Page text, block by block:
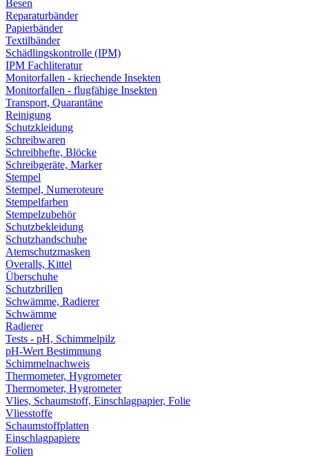
Besen
Reparaturbänder
Papierbänder
Textilbänder
Schädlingskontrolle (IPM)
IPM Fachliteratur
Monitorfallen - kriechende Insekten
Monitorfallen - flugfähige Insekten
Transport, Quarantäne
Reinigung
Schutzkleidung
Schreibwaren
Schreibhefte, Blöcke
Schreibgeräte, Marker
Stempel
Stempel, Numeroteure
Stempelfarben
Stempelzubehör
Schutzbekleidung
Schutzhandschuhe
Atemschutzmasken
Overalls, Kittel
Überschuhe
Schutzbrillen
Schwämme, Radierer
Schwämme
Radierer
Tests - pH, Schimmelpilz
pH-Wert Bestimmung
Schimmelnachweis
Thermometer, Hygrometer
Thermometer, Hygrometer
Vlies, Schaumstoff, Einschlagpapier, Folie
Vliesstoffe
Schaumstoffplatten
Einschlagpapiere
Folien